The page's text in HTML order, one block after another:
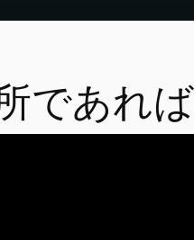
であれば